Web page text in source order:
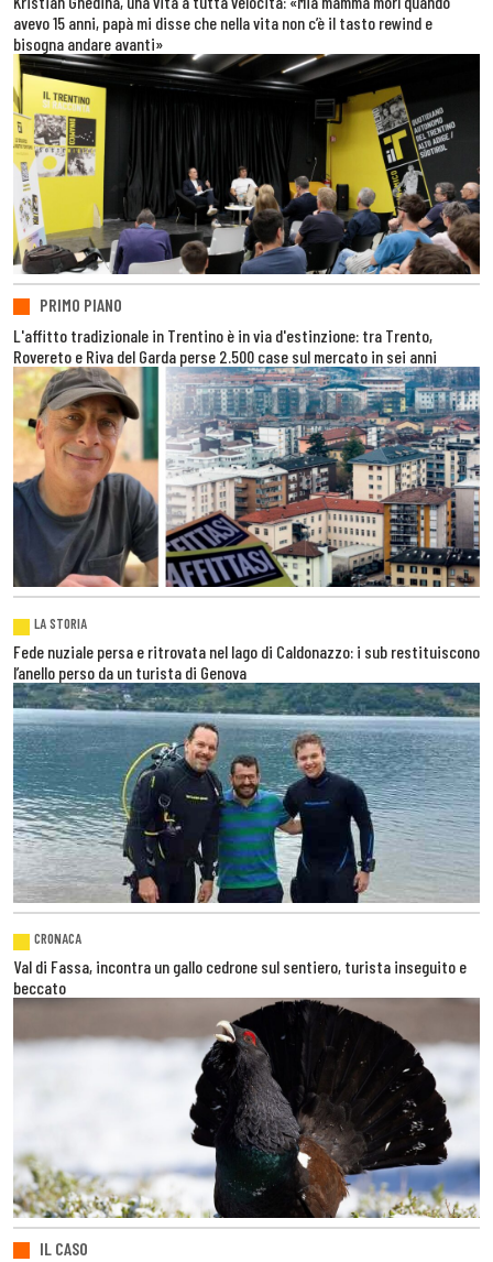
avevo 15 anni, papà mi disse che nella vita non c’è il tasto rewind e
bisogna andare avanti»
PRIMO PIANO
L'affitto tradizionale in Trentino è in via d'estinzione: tra Trento,
Rovereto e Riva del Garda perse 2.500 case sul mercato in sei anni
LA STORIA
Fede nuziale persa e ritrovata nel lago di Caldonazzo: i sub restituiscono
l’anello perso da un turista di Genova
CRONACA
Val di Fassa, incontra un gallo cedrone sul sentiero, turista inseguito e
beccato
IL CASO